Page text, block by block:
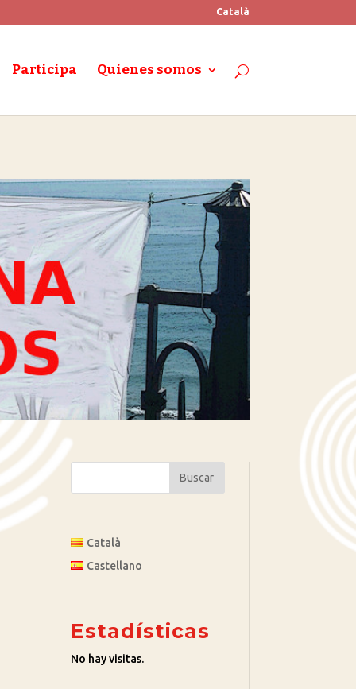
Català
Participa Quienes somos
Català
Castellano
Estadísticas
No hay visitas.